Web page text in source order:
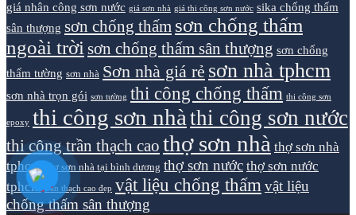
giá nhân công sơn nước giá sơn nhà giá thi công sơn nước sika chống thấm
sân thượng sơn chống thấm sơn chống thấm
ngoài trời sơn chống thấm sân thượng sơn chống
thấm tường sơn nhà Sơn nhà giá rẻ sơn nhà tphcm
sơn nhà trọn gói sơn tường thi công chống thấm thi công sơn
epoxy thi công sơn nhà thi công sơn nước
thi công trần thạch cao thợ sơn nhà thợ sơn nhà
tphcm
thợ sơn nhà tại bình dương thợ sơn nước thợ sơn nước
tphcm
trần thạch cao đẹp vật liệu chống thấm vật liệu
chống thấm sân thượng